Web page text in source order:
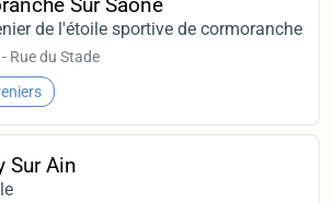
Sur Saone
de l'étoile sportive de cormoranche
Rue du Stade
Sur Ain